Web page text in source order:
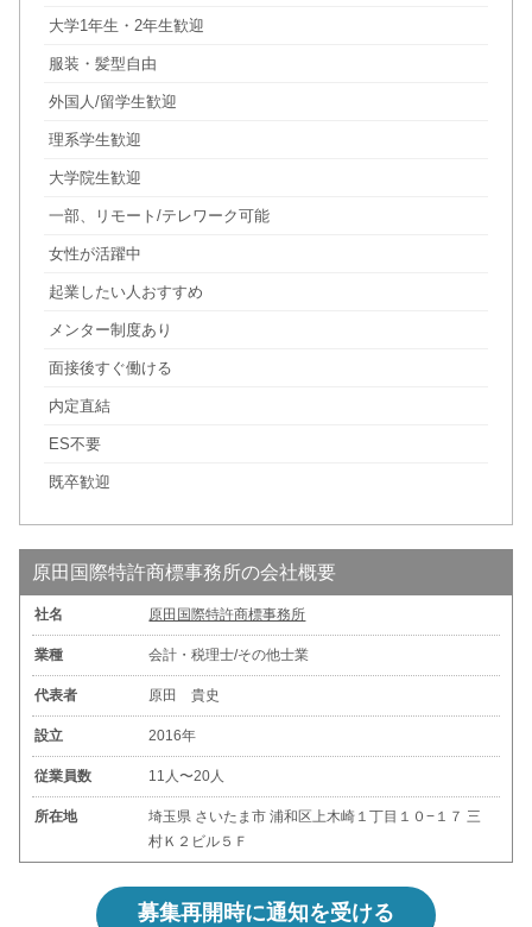
大学1年生・2年生歓迎
服装・髪型自由
外国人/留学生歓迎
理系学生歓迎
大学院生歓迎
一部、リモート/テレワーク可能
女性が活躍中
起業したい人おすすめ
メンター制度あり
面接後すぐ働ける
内定直結
ES不要
既卒歓迎
原田国際特許商標事務所の会社概要
社名 原田国際特許商標事務所
業種 会計・税理士/その他士業
代表者 原田 貴史
設立 2016年
従業員数 11人〜20人
所在地
埼玉県 さいたま市 浦和区上木崎１丁目１０−１７ 三
村Ｋ２ビル５Ｆ
募集再開時に通知を受ける